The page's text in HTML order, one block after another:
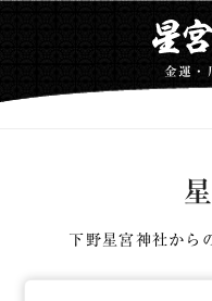
金運・
下野星宮神社から